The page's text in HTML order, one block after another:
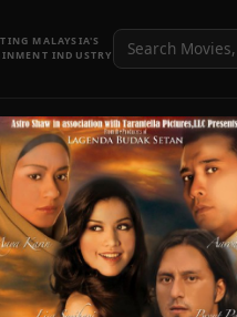
MALAYSIA'S
INDUSTRY